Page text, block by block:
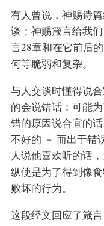
有人曾说，神赐诗
谈；神赐箴言给我
言28章和在它前后
何等脆弱和复杂。
与人交谈时懂得说
的会说错话：可能
错的原因说合宜的
不好的 － 而出于错
人说他喜欢听的话
纵使是为了得到像
败坏的行为。
这段经文回应了箴